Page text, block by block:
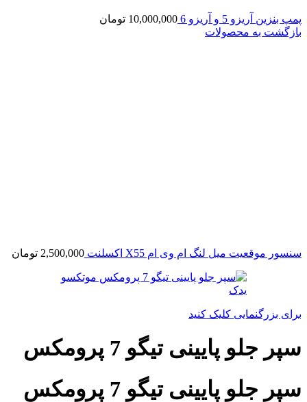
پمپ بنزین آریزو 5 و آریزو 6 10,000,000 تومان
بازگشت به محصولات
سنسور موقعیت میل لنگ ام وی ام X55 اکسلنت 2,500,000 تومان
برای بزرگنمایی کلیک کنید
سپر جلو پایینی تیگو 7 پرومکس
سپر جلو پایینی تیگو 7 پرومکس